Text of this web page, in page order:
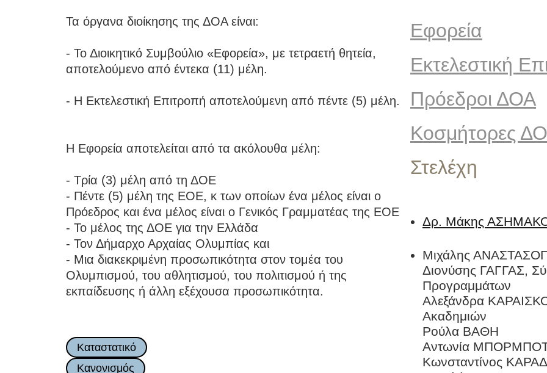
Τα όργανα διοίκησης της ΔΟΑ είναι:
- Το Διοικητικό Συμβούλιο «Εφορεία», με τετραετή θητεία,
αποτελούμενο από έντεκα (11) μέλη.
- Η Εκτελεστική Επιτροπή αποτελούμενη από πέντε (5) μέλη.
Η Εφορεία αποτελείται από τα ακόλουθα μέλη:
- Τρία (3) μέλη από τη ΔΟΕ
- Πέντε (5) μέλη της ΕΟΕ, κ των οποίων ένα μέλος είναι ο
Πρόεδρος και ένα μέλος είναι ο Γενικός Γραμματέας της ΕΟΕ
- Το μέλος της ΔΟΕ για την Ελλάδα
- Τον Δήμαρχο Αρχαίας Ολυμπίας και
- Μια διακεκριμένη προσωπικότητα στον τομέα του
Ολυμπισμού, του αθλητισμού, του πολιτισμού ή της
εκπαίδευσης ή άλλη εξέχουσα προσωπικότητα.
Καταστατικό
Κανονισμός
Εφορεία
Εκτελεστική
Πρόεδροι ΔΟΑ
Κοσμήτορες
Στελέχη
Δρ. Μάκης
Μιχάλης
Διονύσης ΓΑΓΓΑΣ,
Προγραμμάτων
Αλεξάνδρα
Ακαδημιών
Ρούλα ΒΑΘΗ
Αντωνία
Κωνσταντίνος